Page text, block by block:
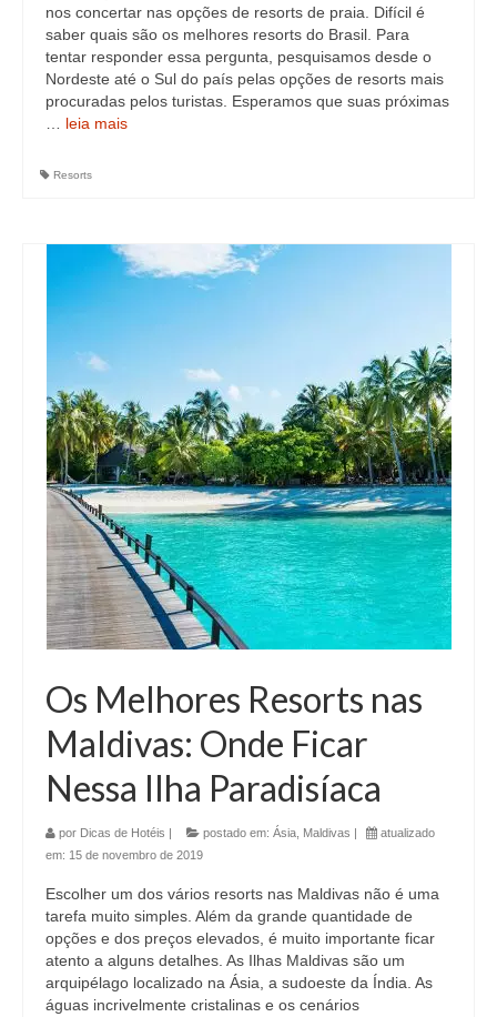
nos concertar nas opções de resorts de praia. Difícil é
saber quais são os melhores resorts do Brasil. Para
tentar responder essa pergunta, pesquisamos desde o
Nordeste até o Sul do país pelas opções de resorts mais
procuradas pelos turistas. Esperamos que suas próximas
leia mais
Resorts
Os Melhores Resorts nas
Maldivas: Onde Ficar
Nessa Ilha Paradisíaca
por Dicas de Hotéis | postado em: Ásia Maldivas |
atualizado
em: 15 de novembro de 2019
Escolher um dos vários resorts nas Maldivas não é uma
tarefa muito simples. Além da grande quantidade de
opções e dos preços elevados, é muito importante ficar
atento a alguns detalhes. As Ilhas Maldivas são um
arquipélago localizado na Ásia, a sudoeste da Índia. As
águas incrivelmente cristalinas e os cenários